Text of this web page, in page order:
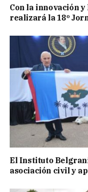
Con la innovación
realizará la 18º
El Instituto
asociación civil y